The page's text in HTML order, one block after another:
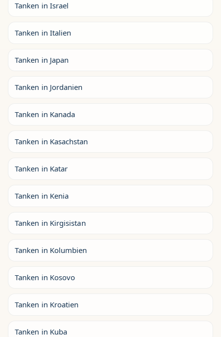
Tanken in Israel
Tanken in Italien
Tanken in Japan
Tanken in Jordanien
Tanken in Kanada
Tanken in Kasachstan
Tanken in Katar
Tanken in Kenia
Tanken in Kirgisistan
Tanken in Kolumbien
Tanken in Kosovo
Tanken in Kroatien
Tanken in Kuba